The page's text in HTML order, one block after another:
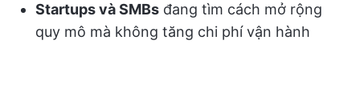
Startups và SMBs đang tìm cách mở rộng
quy mô mà không tăng chi phí vận hành